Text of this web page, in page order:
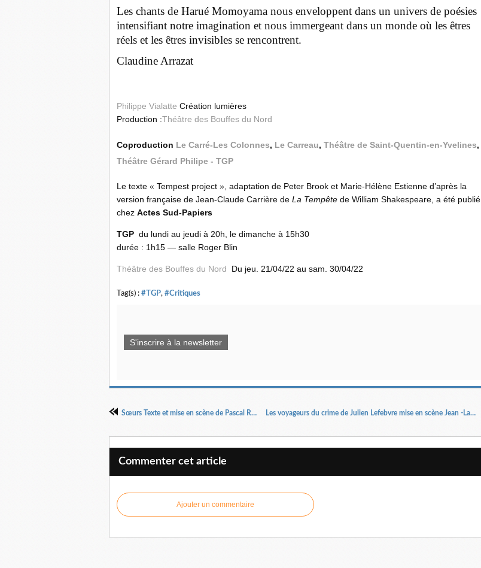
Les chants de Harué Momoyama nous enveloppent dans un univers de poésies
intensifiant notre imagination et nous immergeant dans un monde où les êtres
réels et les êtres invisibles se rencontrent.
Claudine Arrazat
Philippe Vialatte Création lumières
Production :Théâtre des Bouffes du Nord
Coproduction Le Carré-Les Colonnes, Le Carreau, Théâtre de Saint-Quentin-en-Yvelines,
Théâtre Gérard Philipe - TGP
Le texte « Tempest project », adaptation de Peter Brook et Marie-Hélène Estienne d’après la
version française de Jean-Claude Carrière de La Tempête de William Shakespeare, a été publié
chez Actes Sud-Papiers
TGP du lundi au jeudi à 20h, le dimanche à 15h30
durée : 1h15 — salle Roger Blin
Théâtre des Bouffes du Nord Du jeu. 21/04/22 au sam. 30/04/22
Tag(s) : #TGP, #Critiques
S'inscrire à la newsletter
Sœurs Texte et mise en scène de Pascal Rambert Les voyageurs du crime de Julien Lefebvre mise en scène Jean -Laurent Silvi
Commenter cet article
Ajouter un commentaire